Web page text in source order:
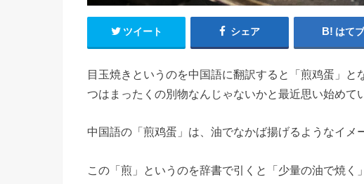
ツイート シェア はてブ
目玉焼きというのを中国語に翻訳すると「煎鸡蛋」と
つはまったくの別物なんじゃないかと最近思い始めて
中国語の「煎鸡蛋」は、油でなかば揚げるようなイメ
この「煎」というのを辞書で引くと「少量の油で焼